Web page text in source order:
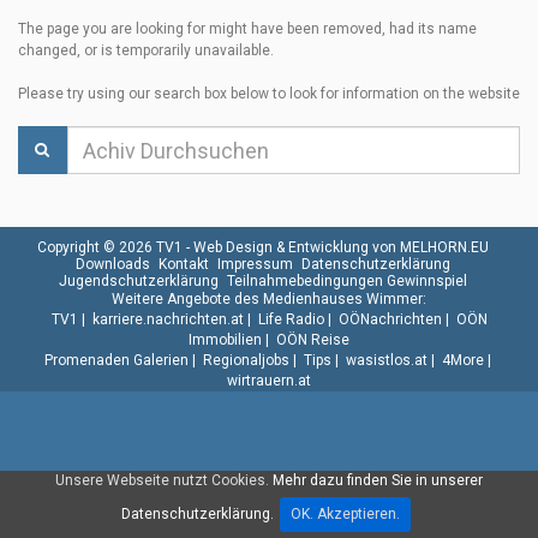
The page you are looking for might have been removed, had its name
changed, or is temporarily unavailable.
Please try using our search box below to look for information on the website
Unsere Webseite nutzt Cookies. Mehr dazu finden Sie in unserer
Datenschutzerklärung.
OK. Akzeptieren.
Copyright © 2026 TV1 - Web Design & Entwicklung von MELHORN.EU
Downloads
Kontakt Impressum
Datenschutzerklärung
Jugendschutzerklärung Teilnahmebedingungen Gewinnspiel
Weitere Angebote des Medienhauses Wimmer:
TV1
karriere.nachrichten.at| Life Radio| OÖNachrichten
OÖN
Immobilien
OÖN Reise
Promenaden Galerien
Regionaljobs Tips wasistlos.at| 4More|
wirtrauern.at